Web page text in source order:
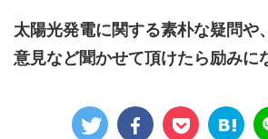
太陽光発電に関する素朴な疑問や
意見など聞かせて頂けたら励みに